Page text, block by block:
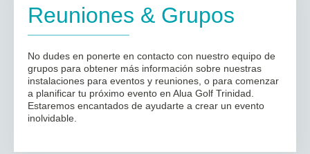
Reuniones & Grupos
No dudes en ponerte en contacto con nuestro equipo de
grupos para obtener más información sobre nuestras
instalaciones para eventos y reuniones, o para comenzar
a planificar tu próximo evento en Alua Golf Trinidad.
Estaremos encantados de ayudarte a crear un evento
inolvidable.